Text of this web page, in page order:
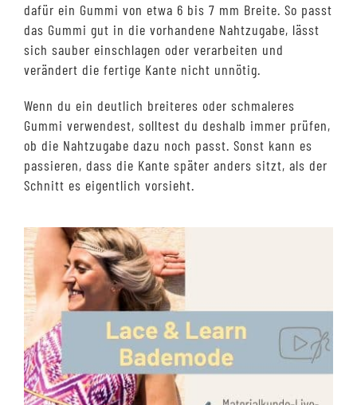
dafür ein Gummi von etwa 6 bis 7 mm Breite. So passt
das Gummi gut in die vorhandene Nahtzugabe, lässt
sich sauber einschlagen oder verarbeiten und
verändert die fertige Kante nicht unnötig.
Wenn du ein deutlich breiteres oder schmaleres
Gummi verwendest, solltest du deshalb immer prüfen,
ob die Nahtzugabe dazu noch passt. Sonst kann es
passieren, dass die Kante später anders sitzt, als der
Schnitt es eigentlich vorsieht.